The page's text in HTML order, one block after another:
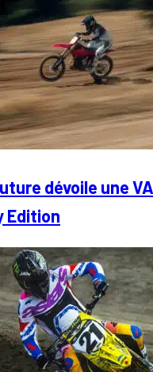
dévoile une
Edition